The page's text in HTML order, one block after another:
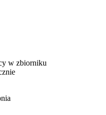
w zbiorniku